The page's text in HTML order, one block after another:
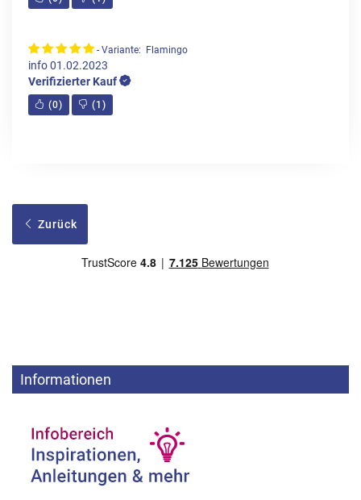
- Variante: Flamingo
info01.02.2023
Verifizierter Kauf
(0) (1 )
Zurück
Informationen